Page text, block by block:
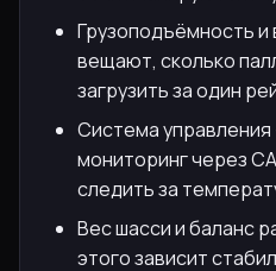
Грузоподъёмность
вещают, сколько
загрузить за один
Система управления
мониторинг через
следить за
Вес шасси и баланс
этого зависит